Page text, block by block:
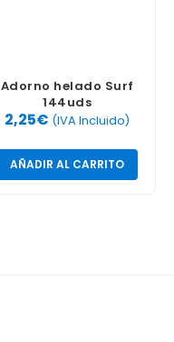
Adorno helado Surf
144uds
2,25€ (IVA Incluido)
AÑADIR AL CARRITO